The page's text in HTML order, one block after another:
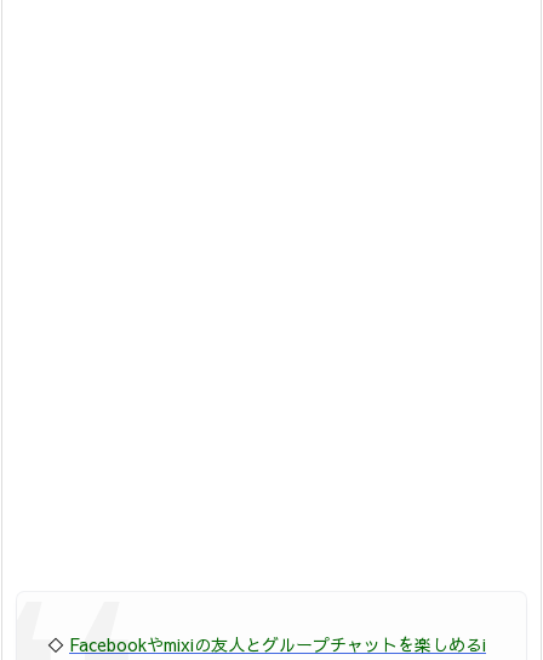
◇ Facebookやmixiの友人とグループチャットを楽しめるi